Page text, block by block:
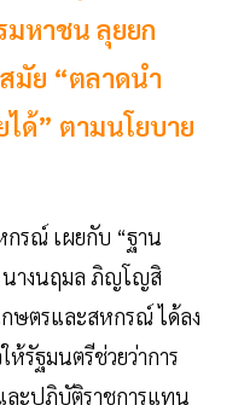
มหาชน ลุยยก
มัย “ตลาดนำ
ได้” ตามนโยบาย
กรณ์ เผยกับ “ฐาน
นางนฤมล ภิญโญสิ
ษตรและสหกรณ์ ได้ลง
ห้รัฐมนตรีช่วยว่าการ
ละปฎิบัติราชการแทน